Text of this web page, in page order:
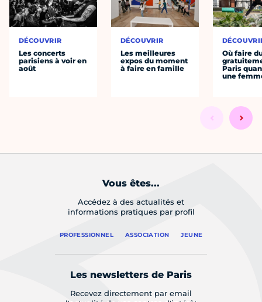
DÉCOUVRIR
Les concerts
parisiens à voir en
août
DÉCOUVRIR
Les meilleures
expos du moment
à faire en famille
Où faire
Paris
une
Vous êtes...
Accédez à des actualités et
informations pratiques par profil
PROFESSIONNEL ASSOCIATION JEUNE
Les newsletters de Paris
Recevez directement par email